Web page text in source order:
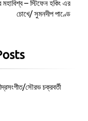
– স্টিফেন হকিং এর
চোখে/ সুমনদীপ পাণ্ডে
সৌরভ চক্রবর্তী